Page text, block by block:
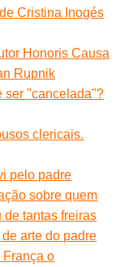
Cristina Inogés
Honoris Causa
Rupnik
ser "cancelada"?
clericais.
pelo padre
sobre quem
tantas freiras
arte do padre
França o